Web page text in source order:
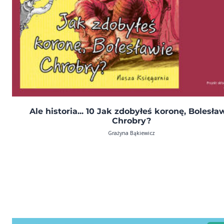
Ale historia... 10 Jak zdobyłeś koronę,
Chrobry?
Grażyna Bąkiewicz